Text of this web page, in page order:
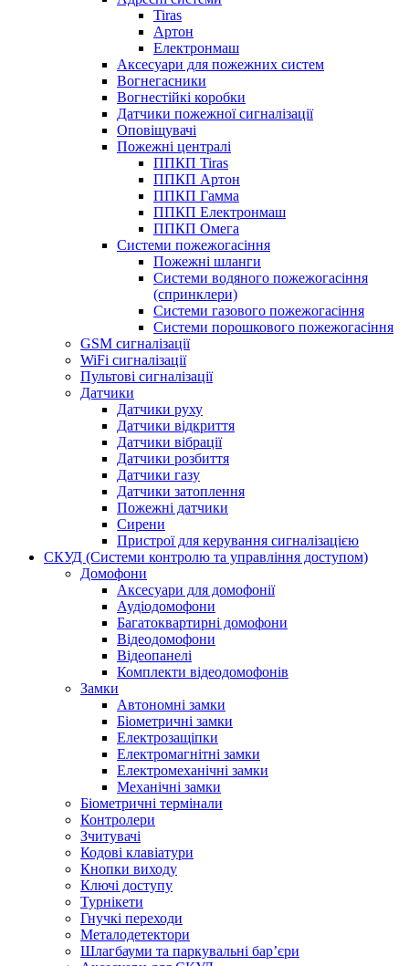
Tiras
Артон
Електронмаш
Аксесуари для пожежних систем
Вогнегасники
Вогнестійкі коробки
Датчики пожежної сигналізації
Оповіщувачі
Пожежні централі
ППКП Tiras
ППКП Артон
ППКП Гамма
ППКП Електронмаш
ППКП Омега
Системи пожежогасіння
Пожежні шланги
Системи водяного пожежогасіння
(спринклери)
Системи газового пожежогасіння
Системи порошкового пожежогасіння
GSM сигналізації
WiFi сигналізації
Пультові сигналізації
Датчики
Датчики руху
Датчики відкриття
Датчики вібрації
Датчики розбиття
Датчики газу
Датчики затоплення
Пожежні датчики
Сирени
Пристрої для керування сигналізацією
СКУД (Системи контролю та управління доступом)
Домофони
Аксесуари для домофонії
Аудіодомофони
Багатоквартирні домофони
Відеодомофони
Відеопанелі
Комплекти відеодомофонів
Замки
Автономні замки
Біометричні замки
Електрозащіпки
Електромагнітні замки
Електромеханічні замки
Механічні замки
Біометричні термінали
Контролери
Зчитувачі
Кодові клавіатури
Кнопки виходу
Ключі доступу
Турнікети
Гнучкі переходи
Металодетектори
Шлагбауми та паркувальні бар’єри